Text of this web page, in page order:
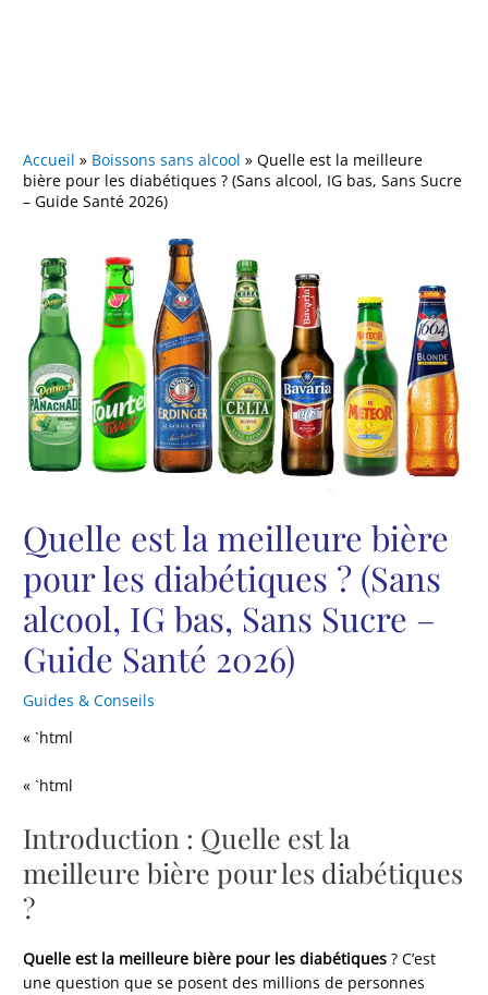
Accueil » Boissons sans alcool »Quelle est la meilleure
bière pour les diabétiques ? (Sans alcool, IG bas, Sans Sucre
– Guide Santé 2026)
Quelle est la meilleure bière
pour les diabétiques ? (Sans
alcool, IG bas, Sans Sucre –
Guide Santé 2026)
Guides & Conseils
« `html
« `html
Introduction : Quelle est la
meilleure bière pour les diabétiques
?
Quelle est la meilleure bière pour les diabétiques ? C’est
une question que se posent des millions de personnes